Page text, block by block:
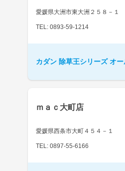
愛媛県大洲市東大洲２５８－１
TEL: 0893-59-1214
カダン 除草王シリーズ オ
ｍａｃ大町店
愛媛県西条市大町４５４－１
TEL: 0897-55-6166